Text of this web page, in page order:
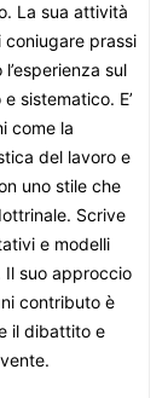
La sua attività
prassi
sul
sistematico. E’
come la
del lavoro e
uno stile che
Scrive
e modelli
suo approccio
contributo è
il dibattito e